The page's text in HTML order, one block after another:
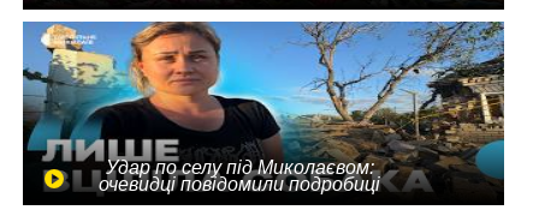
Удар по селу під Миколаєвом:
очевидці повідомили подробиці